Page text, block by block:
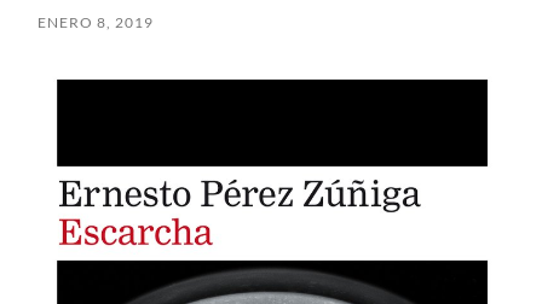
ENERO 8, 2019